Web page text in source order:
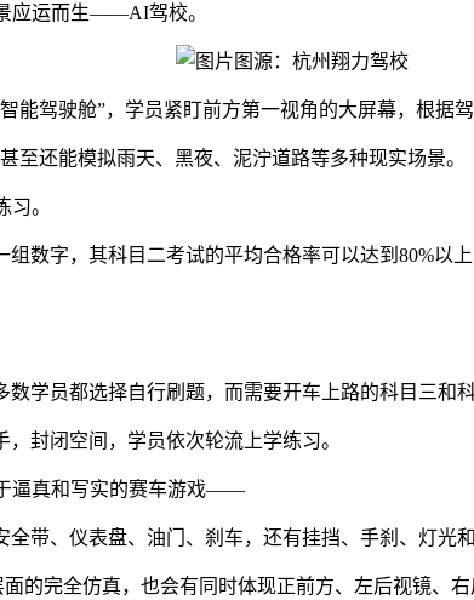
应运而生——AI驾校。
图源：杭州翔力驾校
能驾驶舱”，学员紧盯前方第一视角的大屏幕，根
还能模拟雨天、黑夜、泥泞道路等多种现实场景。
。
字，其科目二考试的平均合格率可以达到80%以上
学员都选择自行刷题，而需要开车上路的科目三和
封闭空间，学员依次轮流上学练习。
逼真和写实的赛车游戏——
带、仪表盘、油门、刹车，还有挂挡、手刹、灯光
的完全仿真，也会有同时体现正前方、左后视镜、右